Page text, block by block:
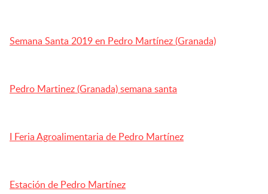
Semana Santa 2019 en Pedro Martínez (Granada)
Pedro Martinez (Granada) semana santa
I Feria Agroalimentaria de Pedro Martínez
Estación de Pedro Martínez